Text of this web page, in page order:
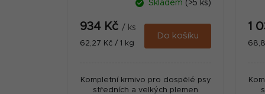
Skladem (>5 ks)
934 Kč / ks
Měrná
62,27 Kč / 1 kg
Do košíku
Kompletní krmivo pro dospělé psy
středních a velkých plemen
1